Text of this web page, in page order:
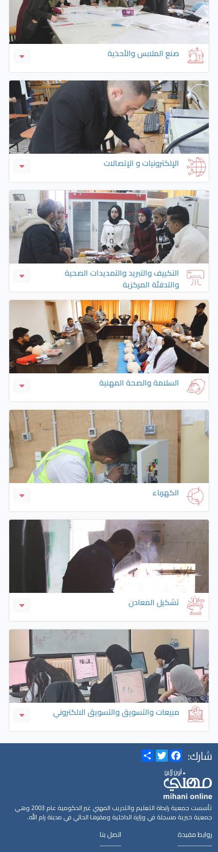
صنع الملابس والأحذية
صناعة الجلود والأحذية
صناعة وتصميم الملابس -الخياطة والتفصيل
الإلكترونيات و الإتصالات
أجهزه الإنذار والمراقبة والمباني الذكية
الاتصالات وصيانة الاجهزه الخلوية
الالكترونيات الصناعية
صيانة الأجهزة المنزلية
صيانة الاجهزة المكتبية
التكييف والتبريد والتمديدات الصحية
والتدفئة المركزية
التكييف والتبريد
التكييف والتبريد والتمديدات الصحية والتدفئة
المركزية
التمديدات الصحية و التدفئة المركزية
السلامة والصحة المهنية
أخصائي السلامة والصحة المهنية
الكهرباء
التمديدات كهربائية (واحد فاز وثلاث فاز)
الطاقة المتجددة
الكهرباء الصناعية و التحكم الآلي المحوسب (PLC)
الكهرباء العامة ولف المحولات والمحركات والتحكم
الآلي/ والأتمتة الصناعية والتمديدات الكهربائية
الكهرباء المنزلية
الكهرباء و كهرباء استعمال
تشكيل المعادن
الألمنيوم
الحدادة واللحام و تشكيل الصاج
الخراطة والتسوية الآلية والمحوسبة CNC
تجليس ودهان هياكل السيارات
مبيعات والتسويق والتسويق الالكتروني
التسويق الإلكتروني
شارك: ShareTwitterFacebook
تأسست جمعية رابطة التعليم والتدريب المهني غير الحكومية عام 2003 وهي
جمعية خيرية مسجلة في وزارة الداخلية ومقرها الحالي في مدينة رام الله.
روابط مفيدة اتصل بنا